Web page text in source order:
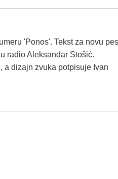
'Ponos'. Tekst za novu
radio Aleksandar Stošić.
a dizajn zvuka potpisuje Ivan